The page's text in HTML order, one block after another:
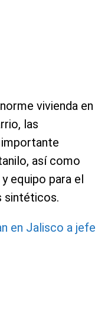
vivienda en
las
importante
así como
equipo para el
sintéticos.
en Jalisco a jefe